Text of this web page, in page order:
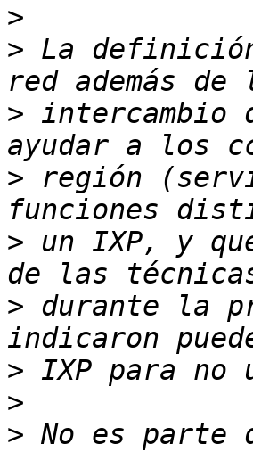
>
> La
> intercambio
> región
> un IXP, y
> durante la
>
>
> No es parte